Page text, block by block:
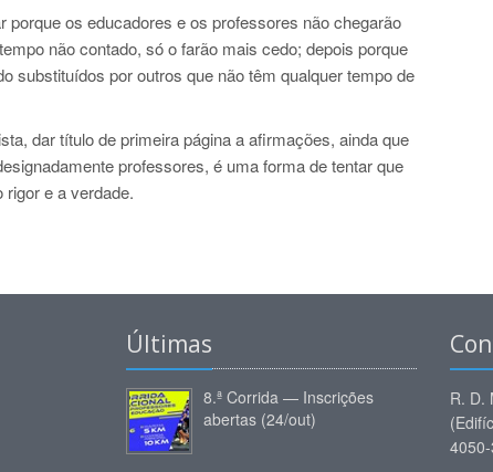
os educadores e os professores não chegarão
não contado, só o farão mais cedo; depois porque
substituídos por outros que não têm qualquer tempo de
dar título de primeira página a afirmações, ainda que
professores, é uma forma de tentar que
e a verdade.
Últimas
8.ª Corrida — Inscrições
abertas (24/out)
R. D.